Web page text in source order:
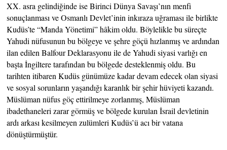
XX. asra gelindiğinde ise Birinci Dünya Savaşı’nın menfi
sonuçlanması ve Osmanlı Devlet’inin inkıraza uğraması ile birlikte
Kudüs’te “Manda Yönetimi” hâkim oldu. Böylelikle bu süreçte
Yahudi nüfusunun bu bölgeye ve şehre göçü hızlanmış ve ardından
ilan edilen Balfour Deklarasyonu ile de Yahudi siyasi varlığı en
başta İngiltere tarafından bu bölgede desteklenmiş oldu. Bu
tarihten itibaren Kudüs günümüze kadar devam edecek olan siyasi
ve sosyal sorunların yaşandığı karanlık bir şehir hüviyeti kazandı.
Müslüman nüfus göç ettirilmeye zorlanmış, Müslüman
ibadethaneleri zarar görmüş ve bölgede kurulan İsrail devletinin
ardı arkası kesilmeyen zulümleri Kudüs’ü acı bir vatana
dönüştürmüştür.